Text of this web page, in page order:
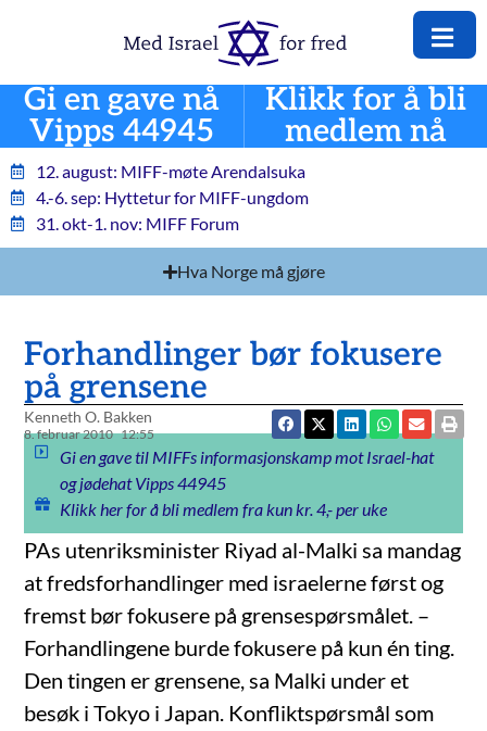
Gi en gave nå
Vipps 44945
Klikk for å bli
medlem nå
12. august: MIFF-møte Arendalsuka
4.-6. sep: Hyttetur for MIFF-ungdom
31. okt-1. nov: MIFF Forum
Hva Norge må gjøre
Forhandlinger bør fokusere
på grensene
Kenneth O. Bakken
8. februar 2010 12:55
Gi en gave til MIFFs informasjonskamp mot Israel-hat
og jødehat Vipps 44945
Klikk her for å bli medlem fra kun kr. 4,- per uke
PAs utenriksminister Riyad al-Malki sa mandag
at fredsforhandlinger med israelerne først og
fremst bør fokusere på grensespørsmålet. –
Forhandlingene burde fokusere på kun én ting.
Den tingen er grensene, sa Malki under et
besøk i Tokyo i Japan. Konfliktspørsmål som